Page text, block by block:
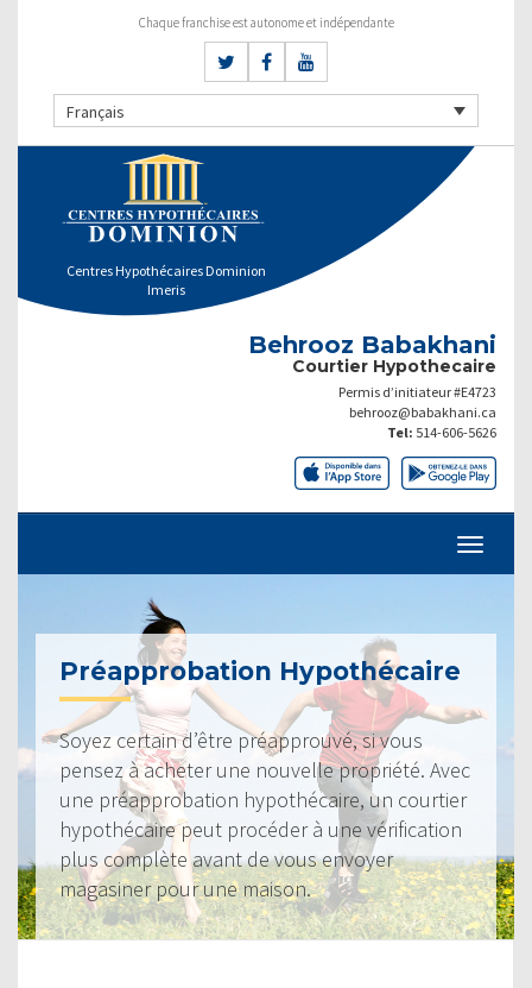
Chaque franchise est autonome et indépendante
Français
Centres Hypothécaires Dominion
Imeris
Behrooz Babakhani
Courtier Hypothecaire
Permis d’initiateur #E4723
behrooz@babakhani.ca
Tel: 514-606-5626
Préapprobation Hypothécaire
Soyez certain d’être préapprouvé, si vous
pensez à acheter une nouvelle propriété. Avec
une préapprobation hypothécaire, un courtier
hypothécaire peut procéder à une vérification
plus complète avant de vous envoyer
magasiner pour une maison.